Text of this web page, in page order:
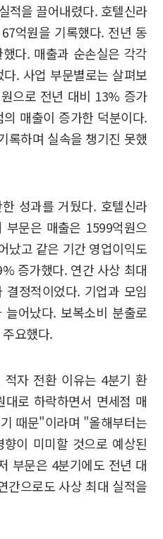
적을 끌어내렸다. 호텔신라
억원을 기록했다. 전년 동
다. 매출과 순손실은 각각
. 사업 부문별로는 살펴보
으로 전년 대비 13% 증가
의 매출이 증가한 덕분이다.
록하며 실속을 챙기진 못했
성과를 거뒀다. 호텔신라
부문은 매출은 1599억원으
났고 같은 기간 영업이익도
증가했다. 연간 사상 최대
정적이었다. 기업과 모임
어났다. 보복소비 분출로
요했다.
자 전환 이유는 4분기 환
로 하락하면서 면세점 매
때문"이라며 "올해부터는
이 미미할 것으로 예상된
부문은 4분기에도 전년 대
간으로도 사상 최대 실적을